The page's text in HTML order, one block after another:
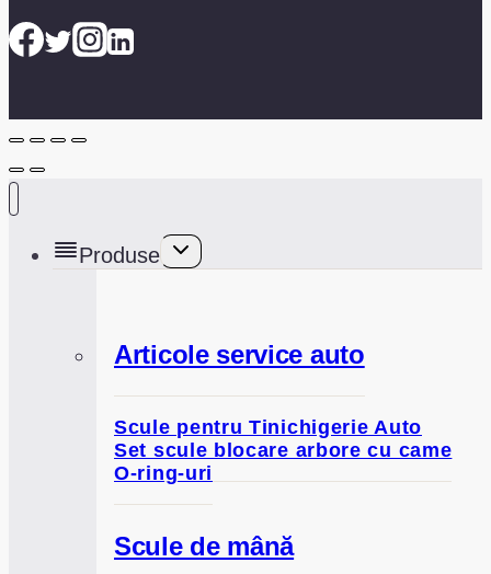
Produse
Toggle
Articole service auto
Scule pentru Tinichigerie Auto
Set scule blocare arbore cu came
O-ring-uri
Scule de mână